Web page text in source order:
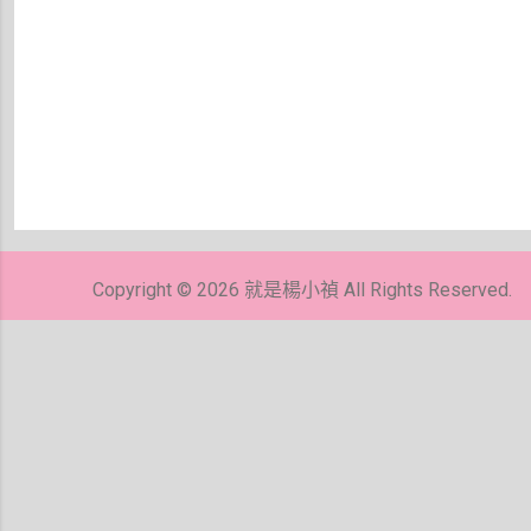
貼
Copyright © 2026 就是楊小禎 All Rights Reserved.